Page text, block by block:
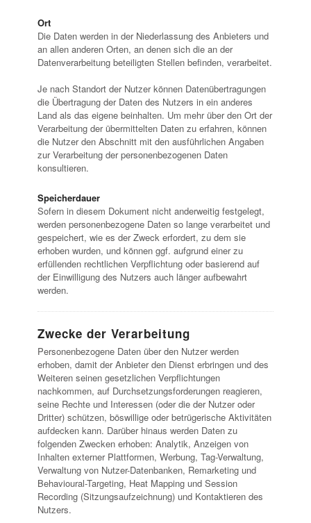
Ort
Die Daten werden in der Niederlassung des Anbieters und
an allen anderen Orten, an denen sich die an der
Datenverarbeitung beteiligten Stellen befinden, verarbeitet.
Je nach Standort der Nutzer können Datenübertragungen
die Übertragung der Daten des Nutzers in ein anderes
Land als das eigene beinhalten. Um mehr über den Ort der
Verarbeitung der übermittelten Daten zu erfahren, können
die Nutzer den Abschnitt mit den ausführlichen Angaben
zur Verarbeitung der personenbezogenen Daten
konsultieren.
Speicherdauer
Sofern in diesem Dokument nicht anderweitig festgelegt,
werden personenbezogene Daten so lange verarbeitet und
gespeichert, wie es der Zweck erfordert, zu dem sie
erhoben wurden, und können ggf. aufgrund einer zu
erfüllenden rechtlichen Verpflichtung oder basierend auf
der Einwilligung des Nutzers auch länger aufbewahrt
werden.
Zwecke der Verarbeitung
Personenbezogene Daten über den Nutzer werden
erhoben, damit der Anbieter den Dienst erbringen und des
Weiteren seinen gesetzlichen Verpflichtungen
nachkommen, auf Durchsetzungsforderungen reagieren,
seine Rechte und Interessen (oder die der Nutzer oder
Dritter) schützen, böswillige oder betrügerische Aktivitäten
aufdecken kann. Darüber hinaus werden Daten zu
folgenden Zwecken erhoben: Analytik, Anzeigen von
Inhalten externer Plattformen, Werbung, Tag-Verwaltung,
Verwaltung von Nutzer-Datenbanken, Remarketing und
Behavioural-Targeting, Heat Mapping und Session
Recording (Sitzungsaufzeichnung) und Kontaktieren des
Nutzers.